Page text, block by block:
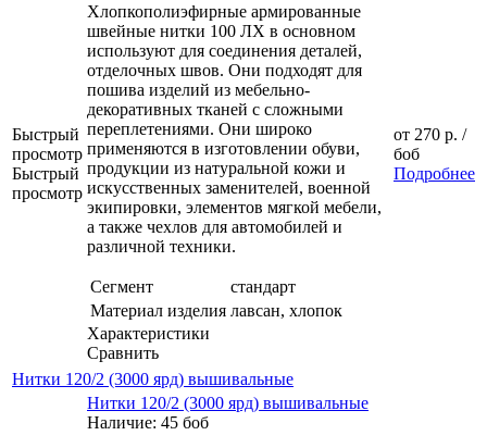
Быстрый
просмотр
Быстрый
просмотр
Хлопкополиэфирные армированные
швейные нитки 100 ЛХ в основном
используют для соединения деталей,
отделочных швов. Они подходят для
пошива изделий из мебельно-
декоративных тканей с сложными
переплетениями. Они широко
применяются в изготовлении обуви,
продукции из натуральной кожи и
искусственных заменителей, военной
экипировки, элементов мягкой мебели,
а также чехлов для автомобилей и
различной техники.
Сегмент
стандарт
Материал изделия лавсан, хлопок
Характеристики
Сравнить
от 270 р. /
боб
Подробнее
Нитки 120/2 (3000 ярд) вышивальные
Нитки 120/2 (3000 ярд) вышивальные
Наличие: 45 боб